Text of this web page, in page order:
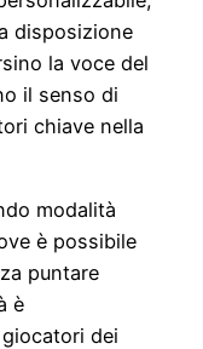
disposizione
la voce del
il senso di
chiave nella
modalità
è possibile
puntare
è
dei